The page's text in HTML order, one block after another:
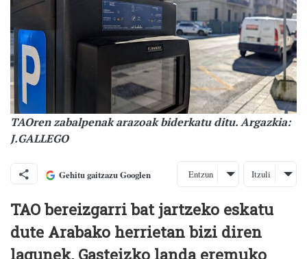
TAOren zabalpenak arazoak biderkatu ditu. Argazkia:
J.GALLEGO
Gehitu gaitzazu Googlen Entzun Itzuli
TAO bereizgarri bat jartzeko eskatu
dute Arabako herrietan bizi diren
lagunek, Gasteizko landa eremuko